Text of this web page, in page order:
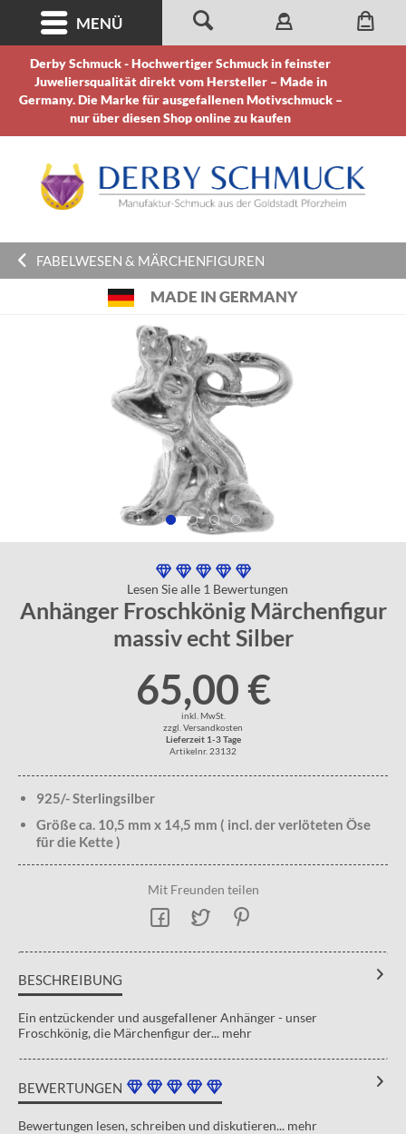
Derby Schmuck - Hochwertiger Schmuck in feinster
Juweliersqualität direkt vom Hersteller – Made in
Germany. Die Marke für ausgefallenen Motivschmuck –
nur über diesen Shop online zu kaufen
MENÜ
FABELWESEN & MÄRCHENFIGUREN
MADE IN GERMANY
Lesen Sie alle 1 Bewertungen
Anhänger Froschkönig Märchenfigur
massiv echt Silber
65,00 €
inkl. MwSt.
zzgl. Versandkosten
Lieferzeit 1-3 Tage
Artikelnr. 23132
925/- Sterlingsilber
Größe ca. 10,5 mm x 14,5 mm ( incl. der verlöteten Öse
für die Kette )
Mit Freunden teilen
BESCHREIBUNG
Ein entzückender und ausgefallener Anhänger - unser
Froschkönig, die Märchenfigur der... mehr
BEWERTUNGEN
Bewertungen lesen, schreiben und diskutieren... mehr